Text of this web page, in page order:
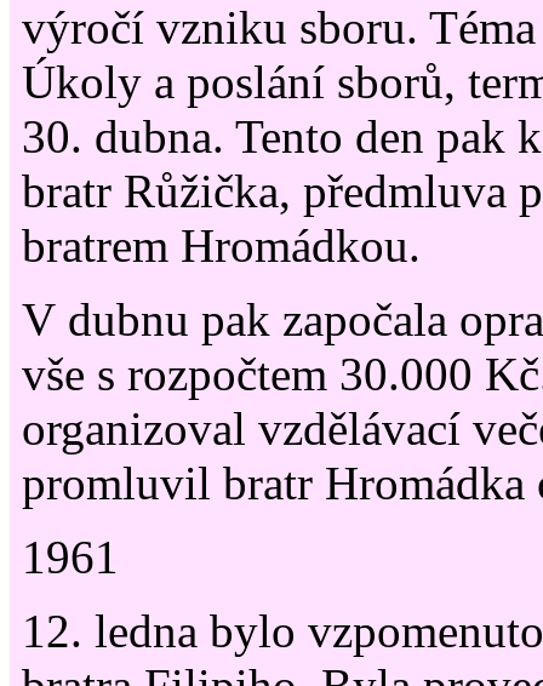
výročí vzniku sboru.
Úkoly a poslání sborů,
30. dubna. Tento den pak
bratr Růžička, předmluva
bratrem Hromádkou.
V dubnu pak započala
vše s rozpočtem 30.000
organizoval vzdělávací
promluvil bratr Hromádka
1961
12. ledna bylo